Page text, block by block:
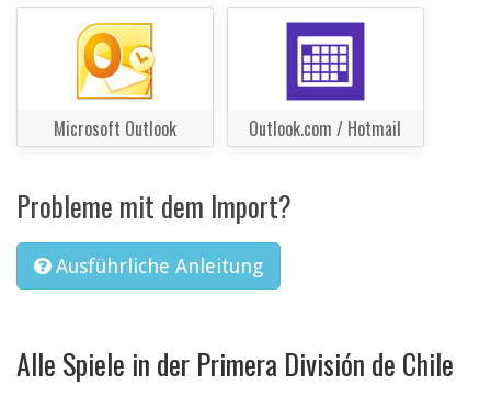
Microsoft Outlook Outlook.com / Hotmail
Probleme mit dem Import?
Ausführliche Anleitung
Alle Spiele in der Primera División de Chile